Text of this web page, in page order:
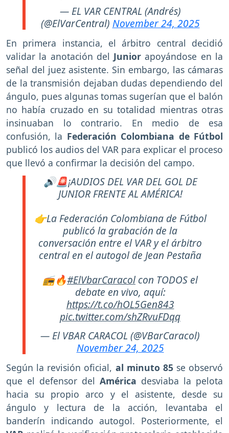
— EL VAR CENTRAL (Andrés)
(@ElVarCentral) November 24, 2025
En primera instancia, el árbitro central decidió
validar la anotación del Junior apoyándose en la
señal del juez asistente. Sin embargo, las cámaras
de la transmisión dejaban dudas dependiendo del
ángulo, pues algunas tomas sugerían que el balón
no había cruzado en su totalidad mientras otras
insinuaban lo contrario. En medio de esa
confusión, la Federación Colombiana de Fútbol
publicó los audios del VAR para explicar el proceso
que llevó a confirmar la decisión del campo.
🔊🚨¡AUDIOS DEL VAR DEL GOL DE
JUNIOR FRENTE AL AMÉRICA!
👉La Federación Colombiana de Fútbol
publicó la grabación de la
conversación entre el VAR y el árbitro
central en el autogol de Jean Pestaña
📻🔥#ElVbarCaracolcon TODOS el
debate en vivo, aquí:
https://t.co/hOL5Gen843
pic.twitter.com/shZRvuFDqq
— El VBAR CARACOL (@VBarCaracol)
November 24, 2025
Según la revisión oficial, al minuto 85se observó
que el defensor del América desviaba la pelota
hacia su propio arco y el asistente, desde su
ángulo y lectura de la acción, levantaba el
banderín indicando autogol. Posteriormente, el